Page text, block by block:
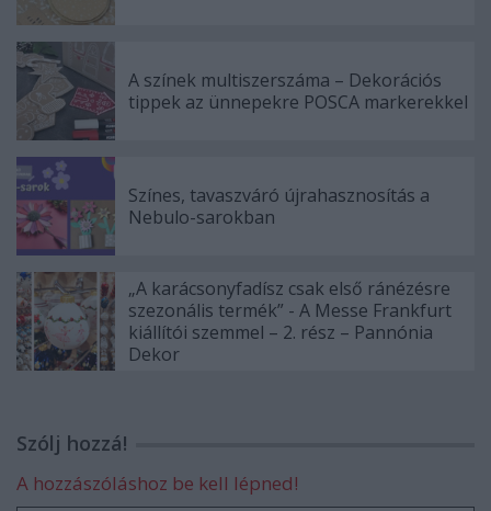
A színek multiszerszáma – Dekorációs
tippek az ünnepekre POSCA markerekkel
Színes, tavaszváró újrahasznosítás a
Nebulo-sarokban
„A karácsonyfadísz csak első ránézésre
szezonális termék” - A Messe Frankfurt
kiállítói szemmel – 2. rész – Pannónia
Dekor
Szólj hozzá!
A hozzászóláshoz be kell lépned!